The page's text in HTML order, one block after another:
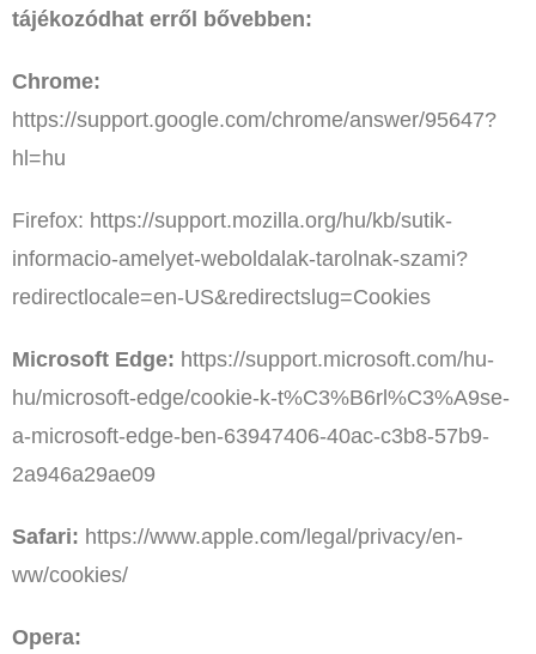
tájékozódhat erről bővebben:
Chrome:
https://support.google.com/chrome/answer/95647?
hl=hu
Firefox: https://support.mozilla.org/hu/kb/sutik-
informacio-amelyet-weboldalak-tarolnak-szami?
redirectlocale=en-US&redirectslug=Cookies
Microsoft Edge: https://support.microsoft.com/hu-
hu/microsoft-edge/cookie-k-t%C3%B6rl%C3%A9se-
a-microsoft-edge-ben-63947406-40ac-c3b8-57b9-
2a946a29ae09
Safari: https://www.apple.com/legal/privacy/en-
ww/cookies/
Opera: